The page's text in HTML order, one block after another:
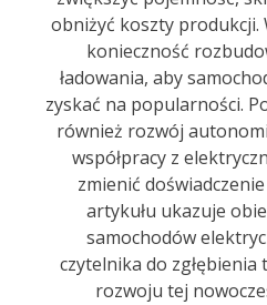
obniżyć koszty produkcji.
konieczność
ładowania, aby
zyskać na popularności.
również rozwój
współpracy z
zmienić
artykułu ukazuje
samochodów
czytelnika do
rozwoju tej